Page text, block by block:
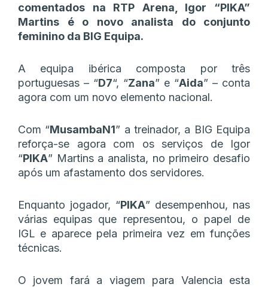
comentados na RTP Arena, Igor “PIKA”
Martins é o novo analista do conjunto
feminino da BIG Equipa.
A equipa ibérica composta por três
portuguesas – “D7“, “Zana” e “Aida” – conta
agora com um novo elemento nacional.
Com “MusambaN1” a treinador, a BIG Equipa
reforça-se agora com os serviços de Igor
“PIKA” Martins a analista, no primeiro desafio
após um afastamento dos servidores.
Enquanto jogador, “PIKA” desempenhou, nas
várias equipas que representou, o papel de
IGL e aparece pela primeira vez em funções
técnicas.
O jovem fará a viagem para Valencia esta